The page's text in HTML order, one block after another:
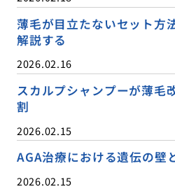
薄毛が目立たないセット方
解説する
2026.02.16
スカルプシャンプーが薄毛
割
2026.02.15
AGA治療における遺伝の壁
2026.02.15